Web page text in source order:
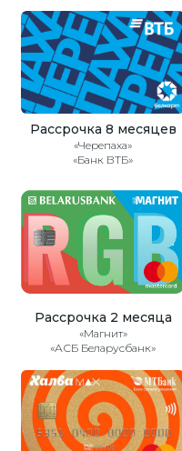
Рассрочка 8 месяцев
«Черепаха»
«Банк ВТБ»
Рассрочка 2 месяца
«Магнит»
«АСБ Беларусбанк»